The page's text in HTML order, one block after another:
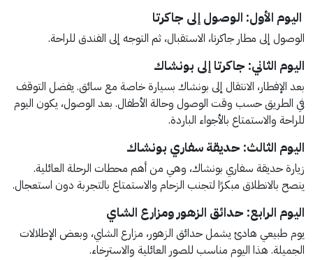
اليوم الأول: الوصول إلى جاكرتا
الوصول إلى مطار جاكرتا، الاستقبال، ثم التوجه إلى الفندق للراحة.
اليوم الثاني: جاكرتا إلى بونشاك
بعد الإفطار، الانتقال إلى بونشاك بسيارة خاصة مع سائق. يفضل التوقف
في الطريق حسب وقت الوصول وحالة الأطفال. بعد الوصول، يكون اليوم
للراحة والاستمتاع بالأجواء الباردة.
اليوم الثالث: حديقة سفاري بونشاك
زيارة حديقة سفاري بونشاك، وهي من أهم محطات الرحلة العائلية.
ينصح بالانطلاق مبكرًا لتجنب الزحام والاستمتاع بالتجربة دون استعجال.
اليوم الرابع: حدائق الزهور ومزارع الشاي
يوم طبيعي هادئ يشمل حدائق الزهور، مزارع الشاي، وبعض الإطلالات
الجميلة. هذا اليوم مناسب للصور العائلية والاسترخاء.